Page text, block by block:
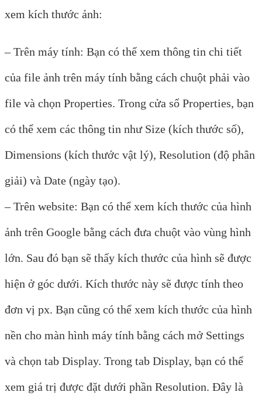
xem kích thước ảnh:
– Trên máy tính: Bạn có thể xem thông tin chi tiết
của file ảnh trên máy tính bằng cách chuột phải vào
file và chọn Properties. Trong cửa sổ Properties, bạn
có thể xem các thông tin như Size (kích thước số),
Dimensions (kích thước vật lý), Resolution (độ phân
giải) và Date (ngày tạo).
– Trên website: Bạn có thể xem kích thước của hình
ảnh trên Google bằng cách đưa chuột vào vùng hình
lớn. Sau đó bạn sẽ thấy kích thước của hình sẽ được
hiện ở góc dưới. Kích thước này sẽ được tính theo
đơn vị px. Bạn cũng có thể xem kích thước của hình
nền cho màn hình máy tính bằng cách mở Settings
và chọn tab Display. Trong tab Display, bạn có thể
xem giá trị được đặt dưới phần Resolution. Đây là